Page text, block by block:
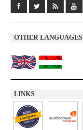
OTHER LANGUAGES
LINKS